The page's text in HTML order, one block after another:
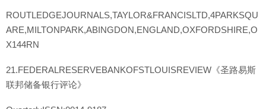
ROUTLEDGEJOURNALS,TAYLOR&FRANCISLTD,4PARKSQU
ARE,MILTONPARK,ABINGDON,ENGLAND,OXFORDSHIRE,O
X144RN
21.FEDERALRESERVEBANKOFSTLOUISREVIEW《圣路易斯
联邦储备银行评论》